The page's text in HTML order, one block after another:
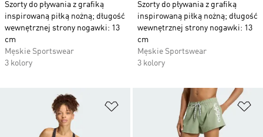
Szorty do pływania z grafiką
inspirowaną piłką nożną; długość
wewnętrznej strony nogawki: 13
cm
Męskie Sportswear
3 kolory
Szorty do pływania z grafiką
inspirowaną piłką nożną; długość
wewnętrznej strony nogawki: 13
cm
Męskie Sportswear
3 kolory
Dodaj do listy życzeń